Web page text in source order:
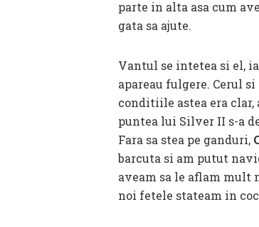
parte in alta asa cum
gata sa ajute.
Vantul se intetea si el,
apareau fulgere. Cerul
conditiile astea era clar,
puntea lui Silver II s-a
Fara sa stea pe ganduri,
barcuta si am putut
aveam sa le aflam mult
noi fetele stateam in